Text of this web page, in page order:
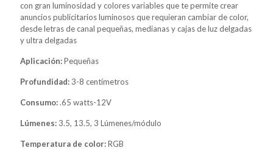
con gran luminosidad y colores variables que te permite crear
anuncios publicitarios luminosos que requieran cambiar de color,
desde letras de canal pequeñas, medianas y cajas de luz delgadas
y ultra delgadas
Aplicación:Pequeñas
Profundidad: 3-8 centímetros
Consumo:.65 watts-12V
Lúmenes: 3.5, 13.5, 3 Lúmenes/módulo
Temperatura de color:RGB